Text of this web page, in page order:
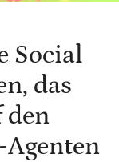
Social
das
den